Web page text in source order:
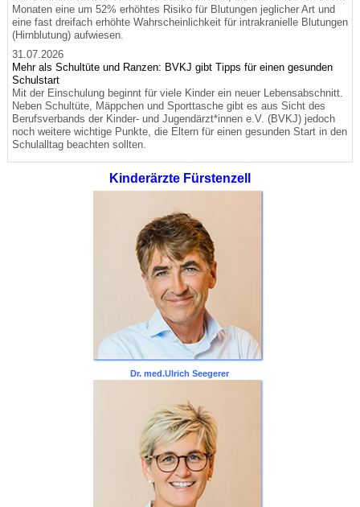
Monaten eine um 52% erhöhtes Risiko für Blutungen jeglicher Art und
eine fast dreifach erhöhte Wahrscheinlichkeit für intrakranielle Blutungen
(Hirnblutung) aufwiesen.
31.07.2026
Mehr als Schultüte und Ranzen: BVKJ gibt Tipps für einen gesunden
Schulstart
Mit der Einschulung beginnt für viele Kinder ein neuer Lebensabschnitt.
Neben Schultüte, Mäppchen und Sporttasche gibt es aus Sicht des
Berufsverbands der Kinder- und Jugendärzt*innen e.V. (BVKJ) jedoch
noch weitere wichtige Punkte, die Eltern für einen gesunden Start in den
Schulalltag beachten sollten.
Kinderärzte Fürstenzell
Dr. med.Ulrich Seegerer